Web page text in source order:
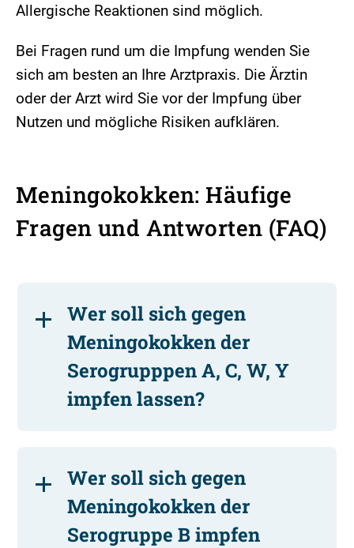
Allergische Reaktionen sind möglich.
Bei Fragen rund um die Impfung wenden Sie
sich am besten an Ihre Arztpraxis. Die Ärztin
oder der Arzt wird Sie vor der Impfung über
Nutzen und mögliche Risiken aufklären.
Meningokokken: Häufige
Fragen und Antworten (FAQ)
Wer soll sich gegen
Meningokokken der
Serogrupppen A, C, W, Y
impfen lassen?
Wer soll sich gegen
Meningokokken der
Serogruppe B impfen